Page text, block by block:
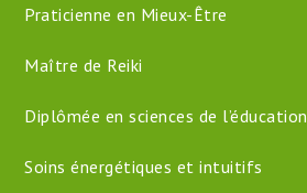
Praticienne en Mieux-Être
Maître de Reiki
Diplômée en sciences de l’éducation
Soins énergétiques et intuitifs